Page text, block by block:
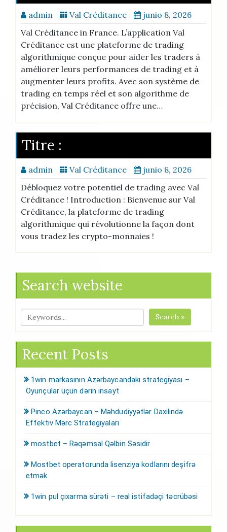
admin Val Créditance
junio 8, 2026
Val Créditance in France. L’application Val
Créditance est une plateforme de trading
algorithmique conçue pour aider les traders à
améliorer leurs performances de trading et à
augmenter leurs profits. Avec son système de
trading en temps réel et son algorithme de
précision, Val Créditance offre une…
Titre :
admin Val Créditance
junio 8, 2026
Débloquez votre potentiel de trading avec Val
Créditance ! Introduction : Bienvenue sur Val
Créditance, la plateforme de trading
algorithmique qui révolutionne la façon dont
vous tradez les crypto-monnaies !
Search website
Search »
Recent Posts
1win markasının Azərbaycandakı strategiyası –
Oyunçular üçün dərin insayt
Pinco Azərbaycan – Məhdudiyyətlər Daxilində
Effektiv Mərc Strategiyaları
mostbet – Rəqəmsal Qəlbin Səsidir
Mostbet operatorunda lisenziya kodlarını deşifrə
etmək
1win pul çıxarma sürəti – real istifadəçi təcrübəsi